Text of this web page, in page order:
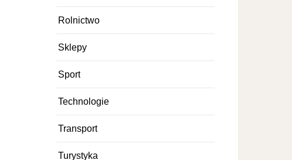
Rolnictwo
Sklepy
Sport
Technologie
Transport
Turystyka